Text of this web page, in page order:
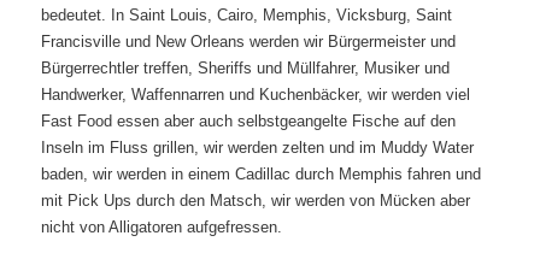
bedeutet. In Saint Louis, Cairo, Memphis, Vicksburg, Saint
Francisville und New Orleans werden wir Bürgermeister und
Bürgerrechtler treffen, Sheriffs und Müllfahrer, Musiker und
Handwerker, Waffennarren und Kuchenbäcker, wir werden viel
Fast Food essen aber auch selbstgeangelte Fische auf den
Inseln im Fluss grillen, wir werden zelten und im Muddy Water
baden, wir werden in einem Cadillac durch Memphis fahren und
mit Pick Ups durch den Matsch, wir werden von Mücken aber
nicht von Alligatoren aufgefressen.